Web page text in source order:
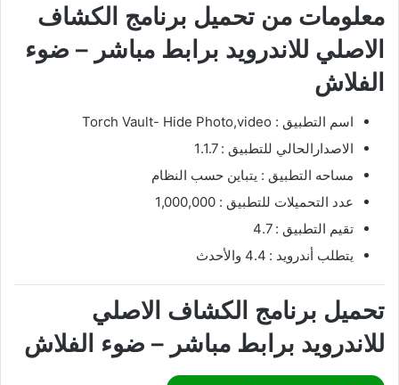
معلومات من تحميل برنامج الكشاف
الاصلي للاندرويد برابط مباشر – ضوء
الفلاش
اسم التطبيق : Torch Vault- Hide Photo,video
الاصدارالحالي للتطبيق : 1.1.7
مساحه التطبيق : يتباين حسب النظام
عدد التحميلات للتطبيق : 1,000,000
تقيم التطبيق : 4.7
يتطلب أندرويد : 4.4 والأحدث
تحميل برنامج الكشاف الاصلي
للاندرويد برابط مباشر – ضوء الفلاش